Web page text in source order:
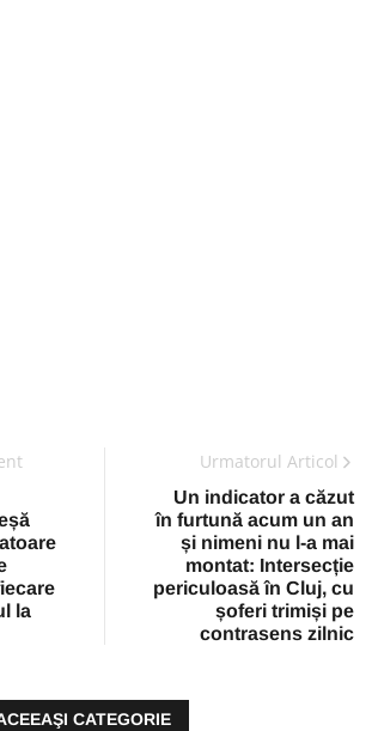
la
Urmatorul Articol
Un indicator a căzut
în furtună acum un an
și nimeni nu l-a mai
montat: Intersecție
periculoasă în Cluj, cu
șoferi trimiși pe
contrasens zilnic
CATEGORIE